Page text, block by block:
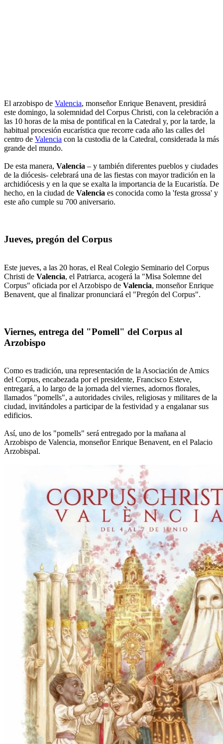
El arzobispo de Valencia, monseñor Enrique Benavent, presidirá
este domingo, la solemnidad del Corpus Christi, con la celebración a
las 10 horas de la misa de pontifical en la Catedral y, por la tarde, la
habitual procesión eucarística que recorre cada año las calles del
centro de Valencia con la custodia de la Catedral, considerada la más
grande del mundo.
De esta manera, Valencia – y también diferentes pueblos y ciudades
de la diócesis- celebrará una de las fiestas con mayor tradición en la
archidiócesis y en la que se exalta la importancia de la Eucaristía. De
hecho, en la ciudad de Valencia es conocida como la 'festa grossa' y
este año cumple su 700 aniversario.
Jueves, pregón del Corpus
Este jueves, a las 20 horas, el Real Colegio Seminario del Corpus
Christi de Valencia, el Patriarca, acogerá la "Misa Solemne del
Corpus" oficiada por el Arzobispo de Valencia, monseñor Enrique
Benavent, que al finalizar pronunciará el "Pregón del Corpus".
Viernes, entrega del "Pomell" del Corpus al
Arzobispo
Como es tradición, una representación de la Asociación de Amics
del Corpus, encabezada por el presidente, Francisco Esteve,
entregará, a lo largo de la jornada del viernes, adornos florales,
llamados "pomells", a autoridades civiles, religiosas y militares de la
ciudad, invitándoles a participar de la festividad y a engalanar sus
edificios.
Así, uno de los "pomells" será entregado por la mañana al
Arzobispo de Valencia, monseñor Enrique Benavent, en el Palacio
Arzobispal.